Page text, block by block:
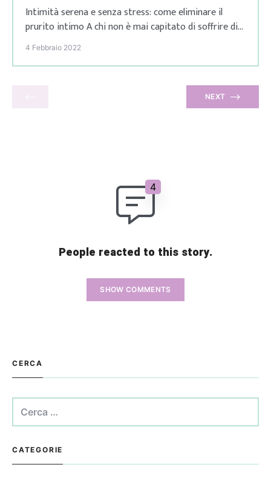
Intimità serena e senza stress: come eliminare il
prurito intimo A chi non è mai capitato di soffrire di
prurito intimo? Oltre ad essere fastidioso, a
peggiorare la situazione può essere la sua comparsa
in momenti particolari. Capita, infatti, a molte donne
di soffrire di irritazioni, prudore intimo e bruciore,
tutte situazioni che comportano immancabilmente
4 Febbraio 2022
NEXT
People reacted to this story.
SHOW COMMENTS
CERCA
Ricerca
per:
CATEGORIE